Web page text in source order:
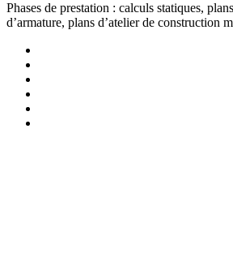
Phases de prestation : calculs statiques,
d’armature, plans d’atelier de construction